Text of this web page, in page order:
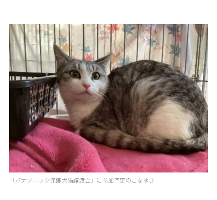
「パナソニック保護犬猫譲渡会」に参加予定のこなゆき